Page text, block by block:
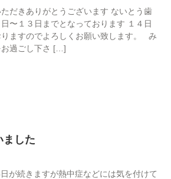
だきありがとうございます ないとう歯
〜１３日までとなっております １４日
ますのでよろしくお願い致します。 み
お過ごし下さ […]
ました
が続きますが熱中症などには気を付けて